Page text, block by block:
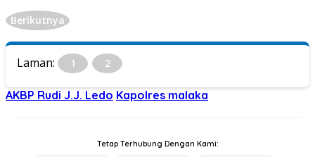
Berikutnya
Laman: 1 2
AKBP Rudi J.J. Ledo Kapolres malaka
Tetap Terhubung Dengan Kami: